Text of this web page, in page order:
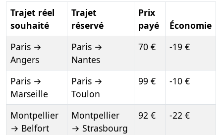
Trajet réel
souhaité
Trajet
réservé
Prix
payé
Économie
Paris →
Angers
Paris →
Nantes
70 € -19 €
Paris →
Marseille
Paris →
Toulon
99 € -10 €
Montpellier
→ Belfort
Montpellier
→ Strasbourg
92 € -22 €